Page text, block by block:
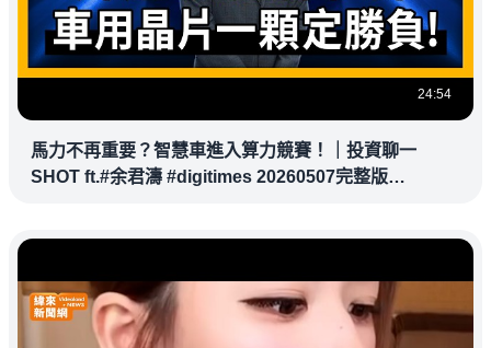
24:54
馬力不再重要？智慧車進入算力競賽！｜投資聊一
SHOT ft.#余君濤 #digitimes 20260507完整版